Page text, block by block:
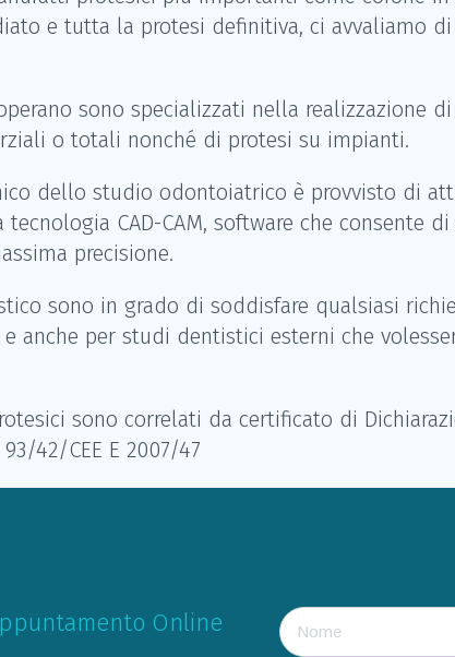
e tutta la protesi definitiva, ci avvaliamo
sono specializzati nella realizzazione
o totali nonché di protesi su impianti.
dello studio odontoiatrico è provvisto di
CAD-CAM, software che consente
precisione.
sono in grado di soddisfare qualsiasi
anche per studi dentistici esterni che
sono correlati da certificato di
42/CEE E 2007/47
Online